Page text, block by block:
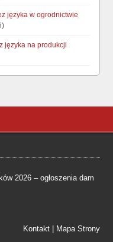
języka w ogrodnictwie
języka na produkcji
2026 – ogłoszenia dam
Kontakt| Mapa Strony